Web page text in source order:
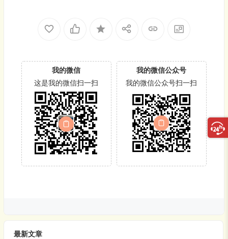
我的微信
这是我的微信扫一扫
我的微信公众号
我的微信公众号扫一扫
最新文章